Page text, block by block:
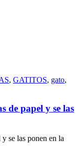
, GATITOS, gato,
de papel y se las
se las ponen en la